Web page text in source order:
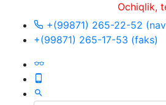
Ochiqlik,
+(99871) 265-22-52
+(99871) 265-17-53 (faks)